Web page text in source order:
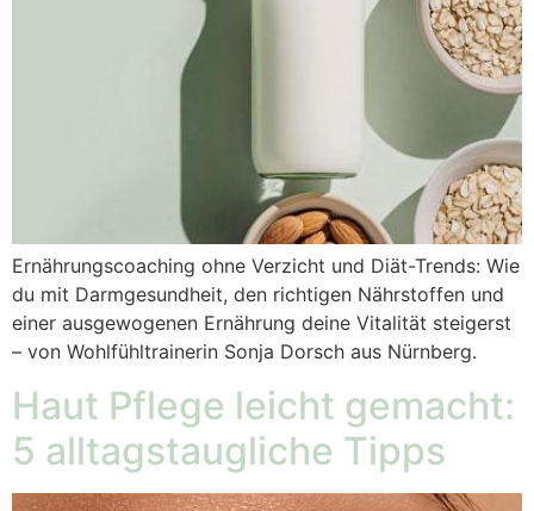
Ernährungscoaching ohne Verzicht und Diät-Trends: Wie
du mit Darmgesundheit, den richtigen Nährstoffen und
einer ausgewogenen Ernährung deine Vitalität steigerst
– von Wohlfühltrainerin Sonja Dorsch aus Nürnberg.
Haut Pflege leicht gemacht:
5 alltagstaugliche Tipps